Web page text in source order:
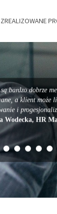
ZREALIZOWANE
bardzo dobrze
a klient może
i
Wodecka, HR